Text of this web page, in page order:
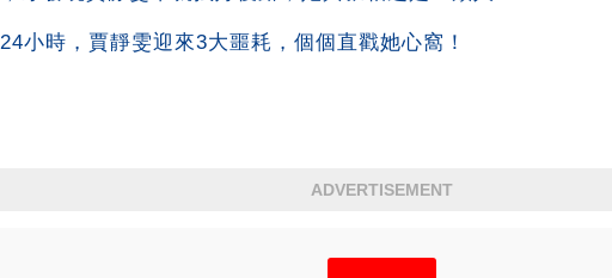
小時，賈靜雯迎來3大噩耗，個個直戳她心窩！
ADVERTISEMENT